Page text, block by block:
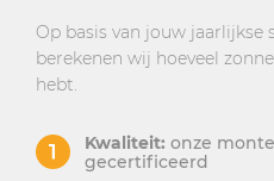
Op basis van jouw
berekenen wij hoeveel
hebt.
Kwaliteit: onze
gecertificeerd